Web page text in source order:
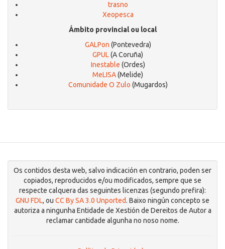
trasno
Xeopesca
Ámbito provincial ou local
GALPon (Pontevedra)
GPUL(A Coruña)
Inestable (Ordes)
MeLISA(Melide)
Comunidade O Zulo (Mugardos)
Os contidos desta web, salvo indicación en contrario, poden ser
copiados, reproducidos e/ou modificados, sempre que se
respecte calquera das seguintes licenzas (segundo prefira):
GNU FDL, ou CC By SA 3.0 Unported. Baixo ningún concepto se
autoriza a ningunha Entidade de Xestión de Dereitos de Autor a
reclamar cantidade algunha no noso nome.